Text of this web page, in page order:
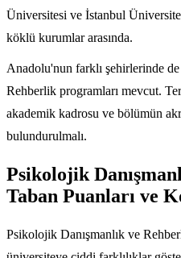
Üniversitesi ve İstanbul
köklü kurumlar arasında.
Anadolu'nun farklı şehirlerinde
Rehberlik programları mevcut.
akademik kadrosu ve bölümün
bulundurulmalı.
Psikolojik
Taban Puanları ve
Psikolojik Danışmanlık ve